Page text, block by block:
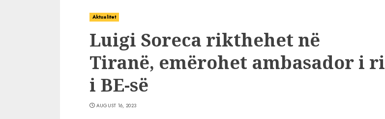
Aktualitet
Luigi Soreca rikthehet në
Tiranë, emërohet ambasador i ri
i BE-së
AUGUST 16, 2023